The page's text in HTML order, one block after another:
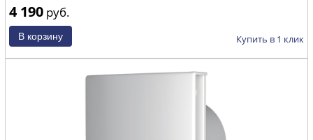
4 190 руб.
Купить в 1 клик